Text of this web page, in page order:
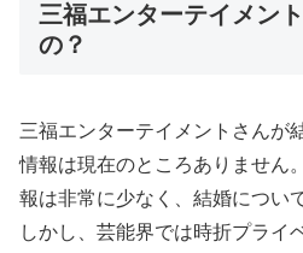
三福エンターテイメン
の？
三福エンターテイメントさんが
情報は現在のところありません
報は非常に少なく、結婚につい
しかし、芸能界では時折プライ